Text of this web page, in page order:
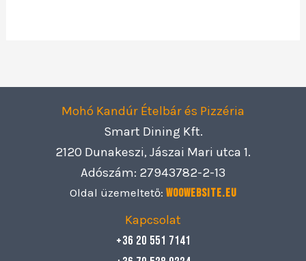
Mohó Kandúr Ételbár és Pizzéria
Smart Dining Kft.
2120 Dunakeszi, Jászai Mari utca 1.
Adószám: 27943782-2-13
Oldal üzemeltető: Woowebsite.eu
Kapcsolat
+36 20 551 7141